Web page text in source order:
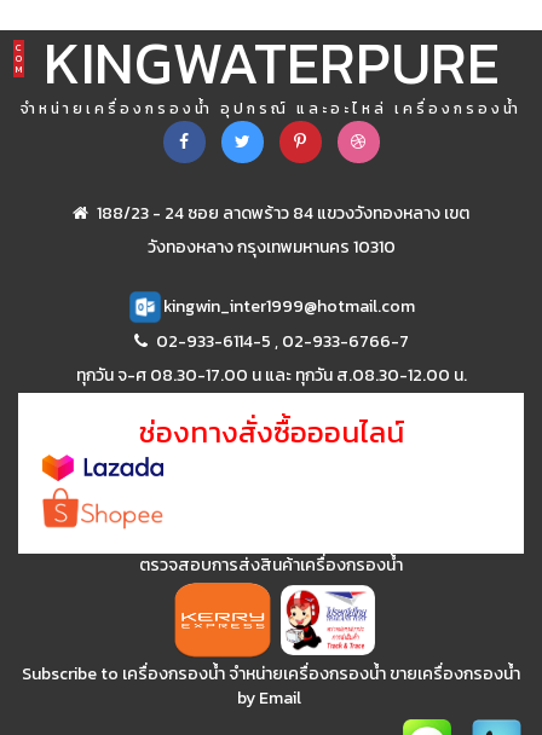
C
O
M KINGWATERPURE
จำหน่ายเครื่องกรองน้ำ อุปกรณ์ และอะไหล่ เครื่องกรองน้ำ
188/23 - 24 ซอย ลาดพร้าว 84 แขวงวังทองหลาง เขต
วังทองหลาง กรุงเทพมหานคร 10310
kingwin_inter1999@hotmail.com
02-933-6114-5,02-933-6766-7
ทุกวัน จ-ศ 08.30-17.00 น และ ทุกวัน ส.08.30-12.00 น.
ช่องทางสั่งซื้อออนไลน์
ตรวจสอบการส่งสินค้าเครื่องกรองน้ำ
Subscribe to เครื่องกรองน้ำ จำหน่ายเครื่องกรองน้ำ ขายเครื่องกรองน้ำ
by Email